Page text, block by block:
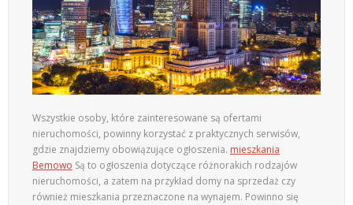
Wszystkie osoby, które zainteresowane są ofertami
nieruchomości, powinny korzystać z praktycznych serwisów,
gdzie znajdziemy obowiązujące ogłoszenia. mieszkania
Bemowo Są to ogłoszenia dotyczące różnorakich rodzajów
nieruchomości, a zatem na przykład domy na sprzedaż czy
również mieszkania przeznaczone na wynajem. Powinno się